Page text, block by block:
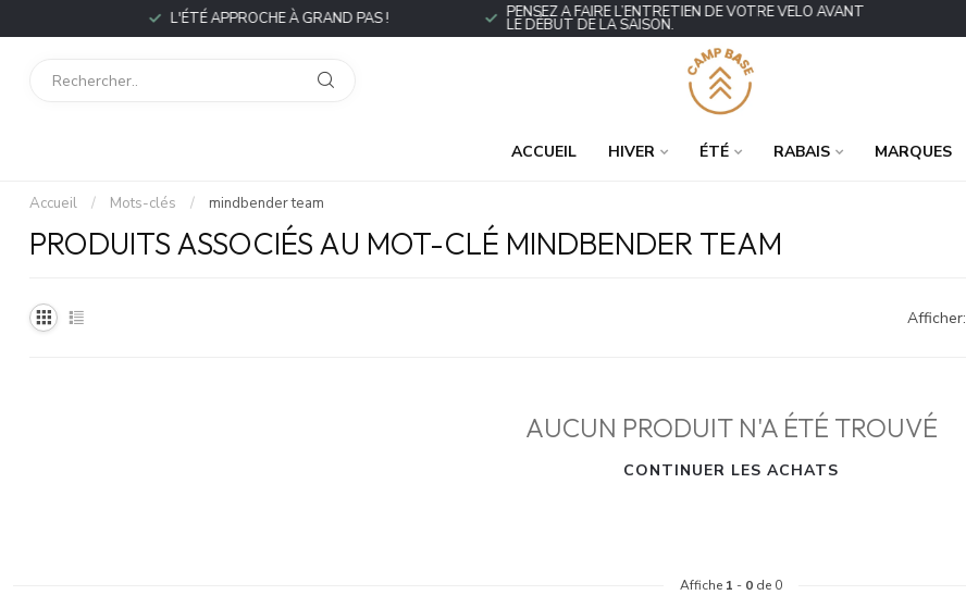
L'ÉTÉ APPROCHE À GRAND PAS ! PENSEZ À FAIRE L’ENTRETIEN DE VOTRE VÉLO AVANT
LE DÉBUT DE LA SAISON.
ACCUEIL HIVER ÉTÉ RABAIS MARQUES
Accueil / Mots-clés / mindbender team
PRODUITS ASSOCIÉS AU MOT-CLÉ MINDBENDER TEAM
Afficher:
AUCUN PRODUIT N'A ÉTÉ TROUVÉ
CONTINUER LES ACHATS
Affiche 1 - 0 de 0